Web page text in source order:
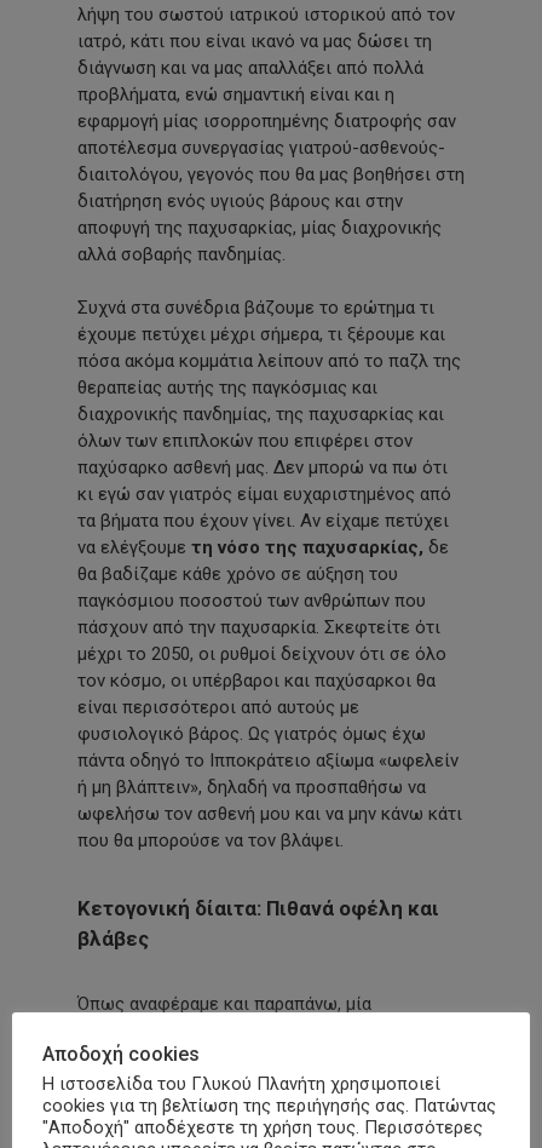
λήψη του σωστού ιατρικού ιστορικού από τον
ιατρό, κάτι που είναι ικανό να μας δώσει τη
διάγνωση και να μας απαλλάξει από πολλά
προβλήματα, ενώ σημαντική είναι και η
εφαρμογή μίας ισορροπημένης διατροφής σαν
αποτέλεσμα συνεργασίας γιατρού-ασθενούς-
διαιτολόγου, γεγονός που θα μας βοηθήσει στη
διατήρηση ενός υγιούς βάρους και στην
αποφυγή της παχυσαρκίας, μίας διαχρονικής
αλλά σοβαρής πανδημίας.
Συχνά στα συνέδρια βάζουμε το ερώτημα τι
έχουμε πετύχει μέχρι σήμερα, τι ξέρουμε και
πόσα ακόμα κομμάτια λείπουν από το παζλ της
θεραπείας αυτής της παγκόσμιας και
διαχρονικής πανδημίας, της παχυσαρκίας και
όλων των επιπλοκών που επιφέρει στον
παχύσαρκο ασθενή μας. Δεν μπορώ να πω ότι
κι εγώ σαν γιατρός είμαι ευχαριστημένος από
τα βήματα που έχουν γίνει. Αν είχαμε πετύχει
να ελέγξουμε τη νόσο της παχυσαρκίας, δε
θα βαδίζαμε κάθε χρόνο σε αύξηση του
παγκόσμιου ποσοστού των ανθρώπων που
πάσχουν από την παχυσαρκία. Σκεφτείτε ότι
μέχρι το 2050, οι ρυθμοί δείχνουν ότι σε όλο
τον κόσμο, οι υπέρβαροι και παχύσαρκοι θα
είναι περισσότεροι από αυτούς με
φυσιολογικό βάρος. Ως γιατρός όμως έχω
πάντα οδηγό το Ιπποκράτειο αξίωμα «ωφελείν
ή μη βλάπτειν», δηλαδή να προσπαθήσω να
ωφελήσω τον ασθενή μου και να μην κάνω κάτι
που θα μπορούσε να τον βλάψει.
Κετογονική δίαιτα: Πιθανά οφέλη και
βλάβες
Όπως αναφέραμε και παραπάνω, μία
βοηθήσει όχι μόνο στη διατήρηση ενός υγιούς
σωματικού βάρους, αλλά στην προστασία της
υγείας μας.
Αποδοχή cookies
Η ιστοσελίδα του Γλυκού Πλανήτη χρησιμοποιεί
cookies για τη βελτίωση της περιήγησής σας. Πατώντας
"Αποδοχή" αποδέχεστε τη χρήση τους. Περισσότερες